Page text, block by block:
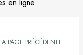
en ligne
PAGE PRÉCÉDENTE